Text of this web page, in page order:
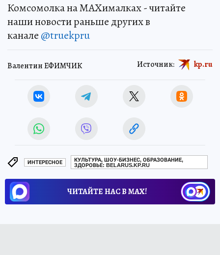
Комсомолка на MAXималках - читайте
наши новости раньше других в
канале @truekpru
Валентин ЕФИМЧИК Источник: kp.ru
ИНТЕРЕСНОЕ
КУЛЬТУРА, ШОУ-БИЗНЕС, ОБРАЗОВАНИЕ,
ЗДОРОВЬЕ: BELARUS.KP.RU
ЧИТАЙТЕ НАС В МАХ!